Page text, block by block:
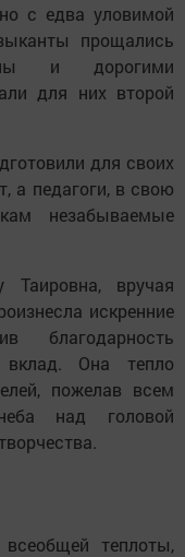
с едва уловимой
прощались
и дорогими
для них второй
для своих
а педагоги, в свою
незабываемые
вручая
искренние
благодарность
Она тепло
пожелав всем
над головой
теплоты,